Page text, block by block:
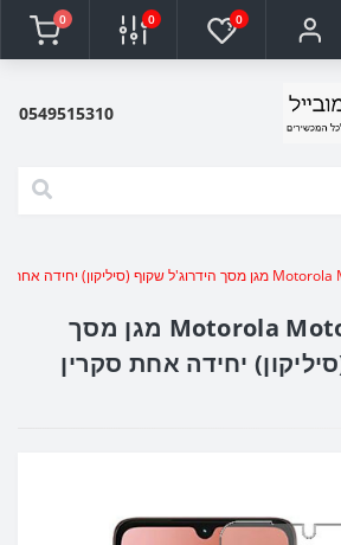
0
0
0
0549515310
[4 יחידות] Motorola Moto G06 מגן מסך
יחידה אחת סקרין